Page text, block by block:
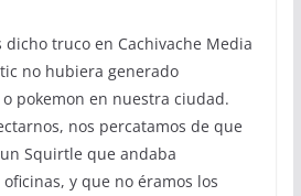
dicho truco en Cachivache Media
no hubiera generado
pokemon en nuestra ciudad.
nos percatamos de que
Squirtle que andaba
y que no éramos los